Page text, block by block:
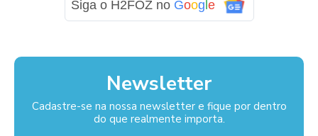
Siga o H2FOZ no Goog e
Newsletter
Cadastre-se na nossa newsletter e fique por dentro
do que realmente importa.